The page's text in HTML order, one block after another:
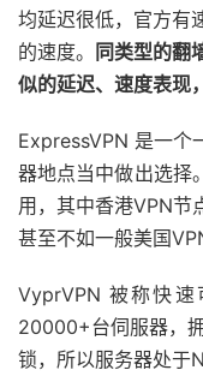
均延迟很低，官方有
的速度。 同类型的翻
似的延迟、速度表现
ExpressVPN 是一个
器地点当中做出选择
用，其中香港VPN节
甚至不如一般美国
VyprVPN 被称快
20000+台伺服器，
锁，所以服务器处于